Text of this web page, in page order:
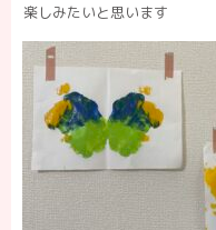
楽しみたいと思います